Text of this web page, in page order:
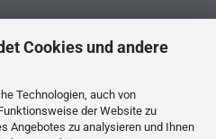
Cookies und andere
Technologien, auch von
der Website zu
Angebotes zu analysieren und Ihnen